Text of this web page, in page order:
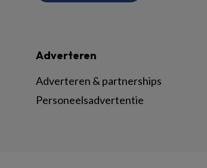
Adverteren
Adverteren & partnerships
Personeelsadvertentie